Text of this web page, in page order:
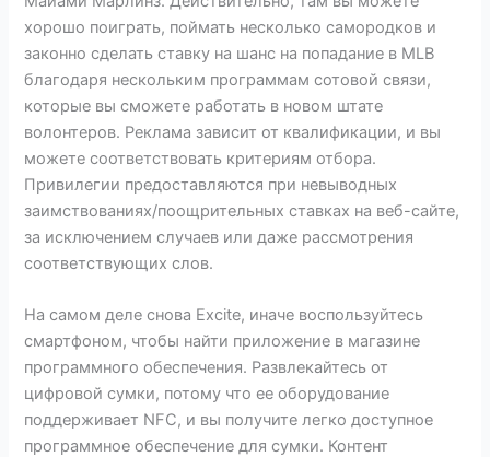
хорошо поиграть, поймать несколько самородков и
законно сделать ставку на шанс на попадание в MLB
благодаря нескольким программам сотовой связи,
которые вы сможете работать в новом штате
волонтеров. Реклама зависит от квалификации, и вы
можете соответствовать критериям отбора.
Привилегии предоставляются при невыводных
заимствованиях/поощрительных ставках на веб-сайте,
за исключением случаев или даже рассмотрения
соответствующих слов.
На самом деле снова Excite, иначе воспользуйтесь
смартфоном, чтобы найти приложение в магазине
программного обеспечения. Развлекайтесь от
цифровой сумки, потому что ее оборудование
поддерживает NFC, и вы получите легко доступное
программное обеспечение для сумки. Контент